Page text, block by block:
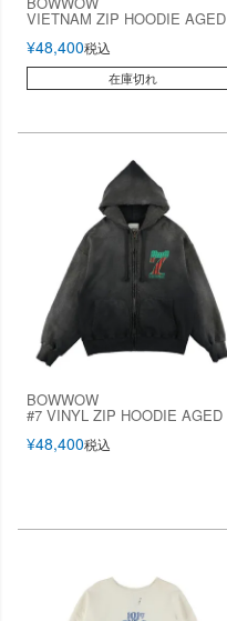
VIETNAM ZIP HOODIE AGED
¥48,400税込
在庫切れ
BOWWOW
#7 VINYL ZIP HOODIE AGED
¥48,400税込